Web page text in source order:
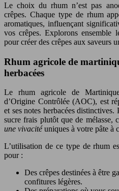
Le choix du rhum n’est pas
crêpes. Chaque type de rhum
aromatiques, influençant
vos crêpes. Explorons ensemble
pour créer des crêpes aux saveurs
Rhum agricole de
herbacées
Le rhum agricole de
d’Origine Contrôlée (AOC), est
et ses notes herbacées
sucre frais plutôt que de mélasse,
une vivacitéuniques à votre pâte à
L’utilisation de ce type de rhum
pour :
Des crêpes destinées à être
confitures légères.